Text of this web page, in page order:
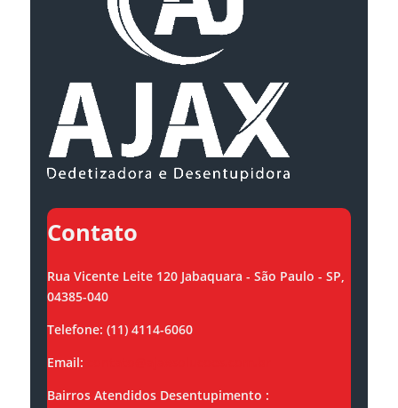
Contato
Rua Vicente Leite 120 Jabaquara - São Paulo - SP,
04385-040
Telefone: (11) 4114-6060
Email:
Bairros Atendidos Desentupimento :